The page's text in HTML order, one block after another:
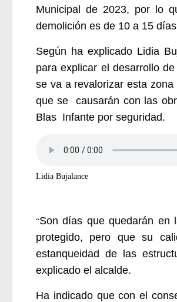
Municipal de 2023, por lo
demolición es de 10 a 15
Según ha explicado Lidia
para explicar el desarrollo
se va a revalorizar esta
que se causarán con las
Blas Infante por seguridad.
Lidia Bujalance
“Son días que quedarán en
protegido, pero que su
estanqueidad de las
explicado el alcalde.
Ha indicado que con el